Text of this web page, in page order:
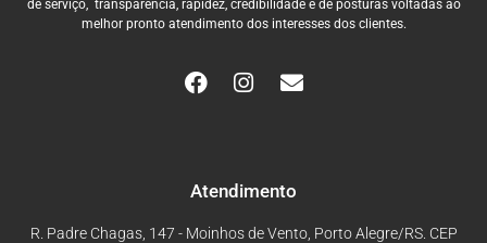
Atendimento
R. Padre Chagas, 147 - Moinhos de Vento, Porto Alegre/RS. CEP
de serviço, transparência, rapidez, credibilidade e de posturas voltadas ao
melhor pronto atendimento dos interesses dos clientes.